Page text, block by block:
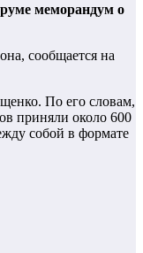
меморандум о
сообщается на
По его словам,
приняли около 600
собой в формате